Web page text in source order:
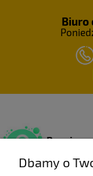
Biuro
Dbamy o